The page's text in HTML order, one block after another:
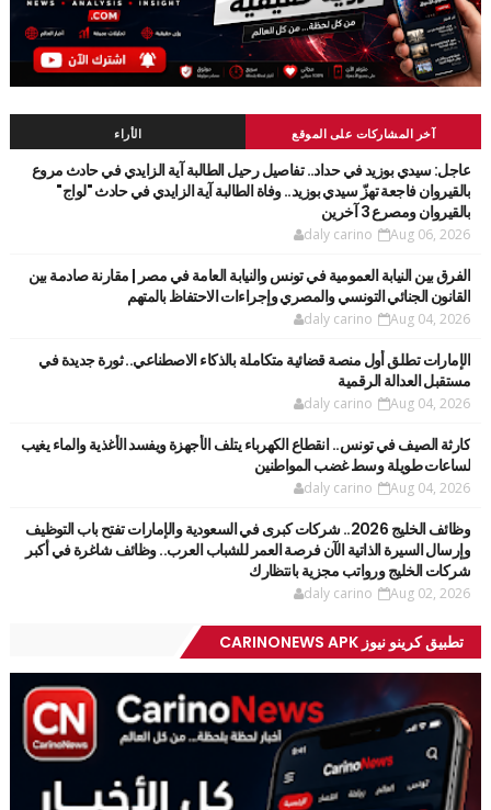
آخر المشاركات على الموقع الأراء
عاجل: سيدي بوزيد في حداد.. تفاصيل رحيل الطالبة آية الزايدي في حادث مروع
بالقيروان فاجعة تهزّ سيدي بوزيد.. وفاة الطالبة آية الزايدي في حادث "لواج"
بالقيروان ومصرع 3 آخرين
daly carino Aug 06, 2026
الفرق بين النيابة العمومية في تونس والنيابة العامة في مصر | مقارنة صادمة بين
القانون الجنائي التونسي والمصري وإجراءات الاحتفاظ بالمتهم
daly carino Aug 04, 2026
الإمارات تطلق أول منصة قضائية متكاملة بالذكاء الاصطناعي.. ثورة جديدة في
مستقبل العدالة الرقمية
daly carino Aug 04, 2026
كارثة الصيف في تونس.. انقطاع الكهرباء يتلف الأجهزة ويفسد الأغذية والماء يغيب
لساعات طويلة وسط غضب المواطنين
daly carino Aug 04, 2026
وظائف الخليج 2026.. شركات كبرى في السعودية والإمارات تفتح باب التوظيف
وإرسال السيرة الذاتية الآن فرصة العمر للشباب العرب.. وظائف شاغرة في أكبر
شركات الخليج ورواتب مجزية بانتظارك
daly carino Aug 02, 2026
تطبيق كرينو نيوز CARINONEWS APK